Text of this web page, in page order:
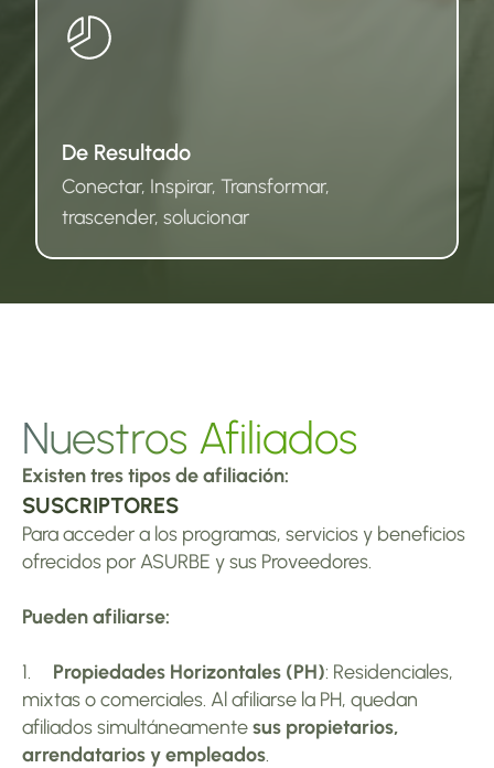
De Resultado
Conectar, Inspirar, Transformar,
trascender, solucionar
Nuestros Afiliados
Existen tres tipos de afiliación:
SUSCRIPTORES
Para acceder a los programas, servicios y beneficios
ofrecidos por ASURBE y sus Proveedores.
Pueden afiliarse:
1. Propiedades Horizontales (PH): Residenciales,
mixtas o comerciales. Al afiliarse la PH, quedan
afiliados simultáneamente sus propietarios,
arrendatarios y empleados.